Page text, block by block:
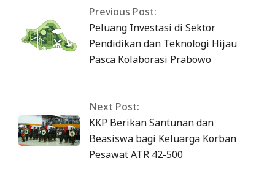
Previous Post:
Peluang Investasi di Sektor
Pendidikan dan Teknologi Hijau
Pasca Kolaborasi Prabowo
Next Post:
KKP Berikan Santunan dan
Beasiswa bagi Keluarga Korban
Pesawat ATR 42-500